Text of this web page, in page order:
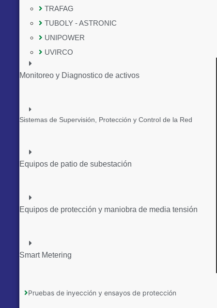
TRAFAG
TUBOLY - ASTRONIC
UNIPOWER
UVIRCO
Monitoreo y Diagnostico de activos
Sistemas de Supervisión, Protección y Control de la Red
Equipos de patio de subestación
Equipos de protección y maniobra de media tensión
Smart Metering
Pruebas de inyección y ensayos de protección